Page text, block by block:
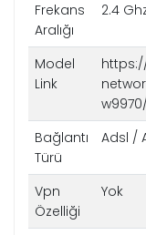
Frekans
Aralığı
2.4
Model
Link
Bağlantı
Türü
Adsl /
Vpn
Özelliği
Yok